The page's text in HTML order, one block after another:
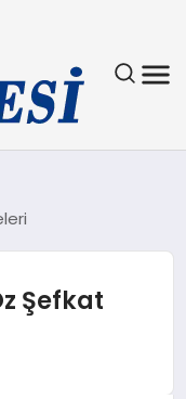
Şefkat